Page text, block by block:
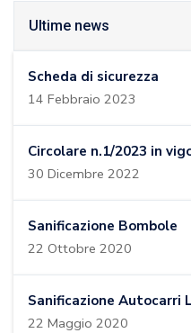
Ultime news
Scheda di sicurezza
14 Febbraio 2023
Circolare n.1/2023 in
30 Dicembre 2022
Sanificazione Bombole
22 Ottobre 2020
Sanificazione Autocarri
22 Maggio 2020